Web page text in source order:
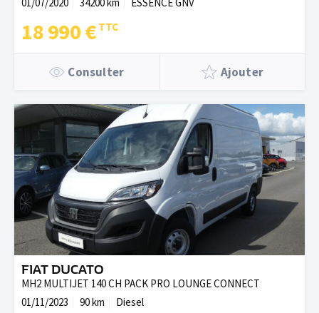
18 990 €
Consulter Ajouter
FIAT DUCATO
MH2 MULTIJET 140 CH PACK PRO LOUNGE CONNECT
01/11/2023
90 km Diesel